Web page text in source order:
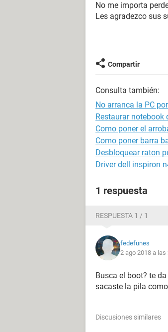
No me importa
Les agradezco sus
Compartir
Consulta también:
No arranca la PC
Restaurar
Como poner el
Como poner barra
Desbloquear raton
Driver dell inspiron
1 respuesta
RESPUESTA 1 / 1
fedefunes
2 ago 2018 a las
Busca el boot? te
sacaste la pila
Discusiones similares